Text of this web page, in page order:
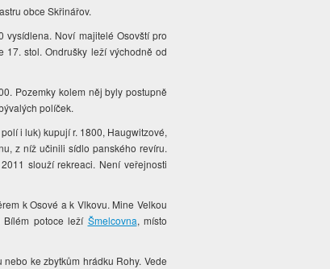
obce Skřinářov.
Noví majitelé Osovští pro
17. stol. Ondrušky leží východně od
Pozemky kolem něj byly postupně
políček.
i luk) kupují r. 1800, Haugwitzové,
z níž učinili sídlo panského revíru.
slouží rekreaci. Není veřejnosti
k Osové a k Vlkovu. Mine Velkou
potoce leží Šmelcovna, místo
ke zbytkům hrádku Rohy. Vede